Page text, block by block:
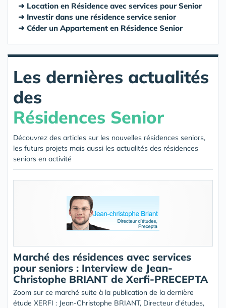
Location en Résidence avec services pour Senior
Investir dans une résidence service senior
Céder un Appartement en Résidence Senior
Les dernières actualités
des
Résidences Senior
Découvrez des articles sur les nouvelles résidences seniors,
les futurs projets mais aussi les actualités des résidences
seniors en activité
Marché des résidences avec services
pour seniors : Interview de Jean-
Christophe BRIANT de Xerfi-PRECEPTA
Zoom sur ce marché suite à la publication de la dernière
étude XERFI : Jean-Christophe BRIANT, Directeur d'études,